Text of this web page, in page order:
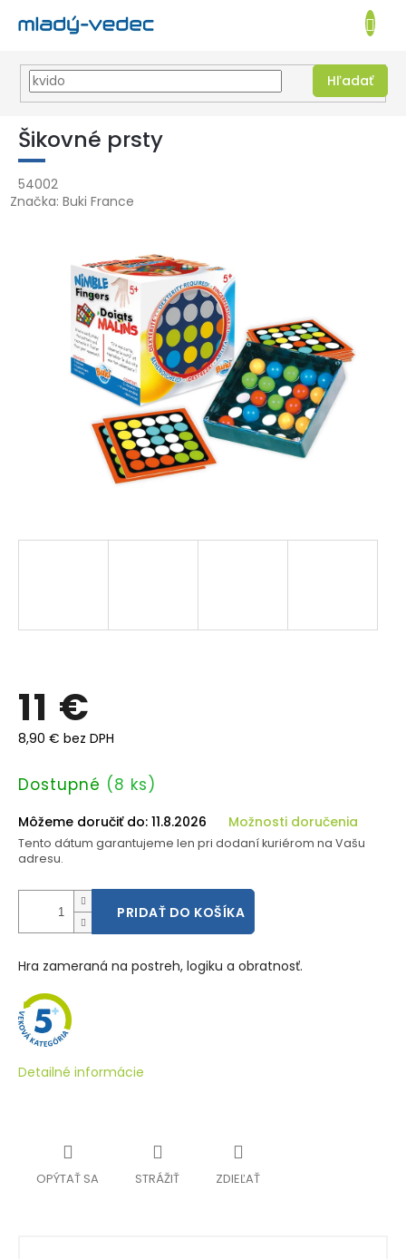
Prejsť
obsah
EUR
Hľadať
KOŠÍK
Šikovné prsty
54002
Značka: Buki France
11 €
8,90 € bez DPH
Jednotková
Dostupné (8 ks)
Môžeme doručiť do: 11.8.2026 Možnosti doručenia
Tento dátum garantujeme len pri dodaní kuriérom na Vašu
adresu.
PRIDAŤ DO KOŠÍKA
Hra zameraná na postreh, logiku a obratnosť.
Detailné informácie
OPÝTAŤ SA STRÁŽIŤ ZDIEĽAŤ